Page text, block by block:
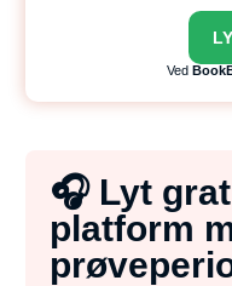
Ved
🎧 Lyt
platform